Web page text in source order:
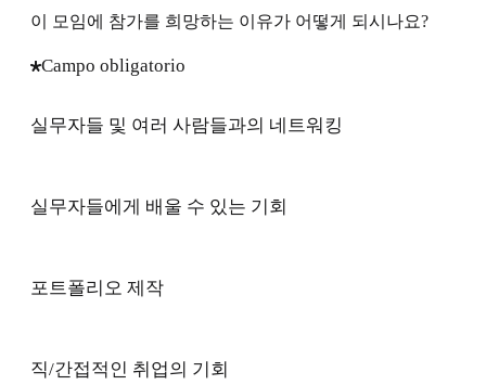
이 모임에 참가를 희망하는 이유가 어떻게 되시나요?
Campo obligatorio
실무자들 및 여러 사람들과의 네트워킹
실무자들에게 배울 수 있는 기회
포트폴리오 제작
직/간접적인 취업의 기회